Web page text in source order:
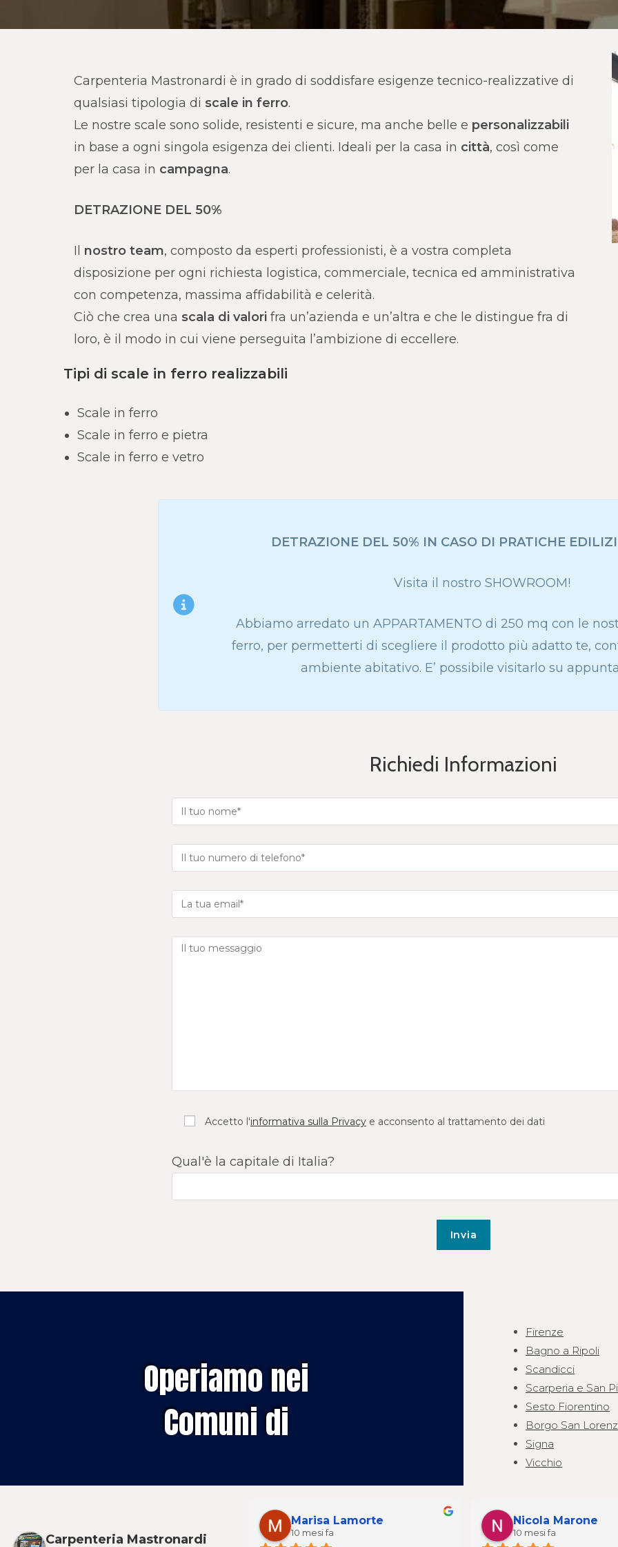
Carpenteria Mastronardi è in grado di soddisfare esigenze tecnico-realizzative di
qualsiasi tipologia di scale in ferro.
Le nostre scale sono solide, resistenti e sicure, ma anche belle e personalizzabili
in base a ogni singola esigenza dei clienti. Ideali per la casa in città, così come
per la casa in campagna.
DETRAZIONE DEL 50%
Il nostro team, composto da esperti professionisti, è a vostra completa
disposizione per ogni richiesta logistica, commerciale, tecnica ed amministrativa
con competenza, massima affidabilità e celerità.
Ciò che crea una scala di valori fra un’azienda e un’altra e che le distingue fra di
loro, è il modo in cui viene perseguita l’ambizione di eccellere.
Tipi di scale in ferro realizzabili
Scale in ferro
Scale in ferro e pietra
Scale in ferro e vetro
DETRAZIONE DEL 50% IN CASO DI PRATICHE
Visita il nostro SHOWROOM!
Abbiamo arredato un APPARTAMENTO di 250 mq con le
ferro, per permetterti di scegliere il prodotto più adatto te,
ambiente abitativo. E’ possibile visitarlo su
Richiedi Informazioni
Accetto l'informativa sulla Privacy e acconsento al trattamento dei dati
Qual'è la capitale di Italia?
Operiamo nei
Comuni di
Firenze
Bagno a Ripoli
Scandicci
Scarperia e San
Sesto Fiorentino
Borgo San
Signa
Vicchio
Carpenteria Mastronardi
Marisa Lamorte
10 mesi fa
Nicola Marone
10 mesi fa